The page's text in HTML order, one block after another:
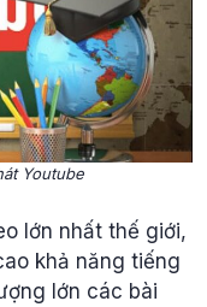
Youtube
lớn nhất thế giới,
khả năng tiếng
lớn các bài